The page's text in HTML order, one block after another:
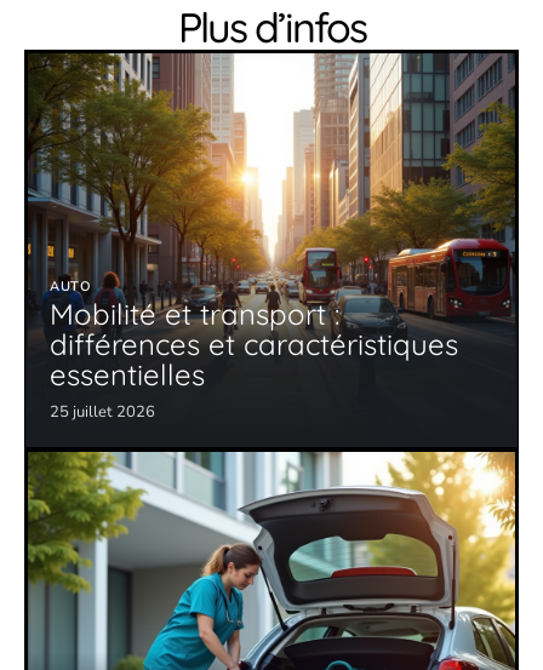
Plus d’infos
AUTO
Mobilité et transport :
différences et caractéristiques
essentielles
25 juillet 2026